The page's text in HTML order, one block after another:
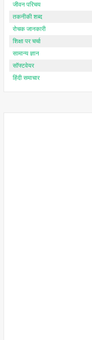
जीवन परिचय
तकनीकी शब्द
रोचक जानकारी
शिक्षा पर चर्चा
सामान्य ज्ञान
सॉफ्टवेयर
हिंदी समाचार